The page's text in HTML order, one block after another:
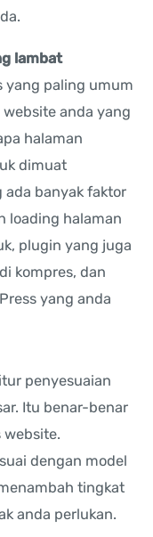
lambat
yang paling umum
anda yang
halaman
dimuat
ada banyak faktor
loading halaman
plugin yang juga
kompres, dan
yang anda
penyesuaian
Itu benar-benar
dengan model
tingkat
anda perlukan.